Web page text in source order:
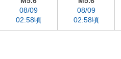
08/09
02:58頃
08/09
02:58頃